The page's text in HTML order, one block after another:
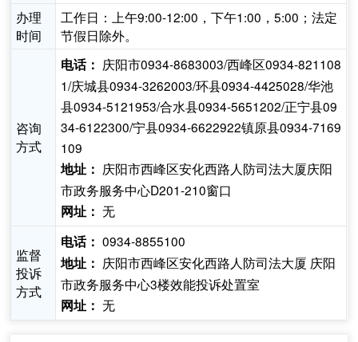
办理
时间
工作日：上午9:00-12:00，下午1:00，5:00；法定
节假日除外。
咨询
方式
电话： 庆阳市0934-8683003/西峰区0934-821108
1/庆城县0934-3262003/环县0934-4425028/华池
县0934-5121953/合水县0934-5651202/正宁县09
34-6122300/宁县0934-6622922镇原县0934-7169
109
地址： 庆阳市西峰区安化西路人防司法大厦庆阳
市政务服务中心D201-210窗口
网址： 无
监督
投诉
方式
电话： 0934-8855100
地址： 庆阳市西峰区安化西路人防司法大厦 庆阳
市政务服务中心3楼效能投诉处置室
网址： 无